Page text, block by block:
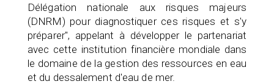
Délégation nationale aux risques majeurs
(DNRM) pour diagnostiquer ces risques et s'y
préparer", appelant à développer le partenariat
avec cette institution financière mondiale dans
le domaine de la gestion des ressources en eau
et du dessalement d'eau de mer.